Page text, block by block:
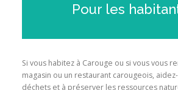
Pour les
Si vous habitez à Carouge ou si vous vous
magasin ou un restaurant carougeois,
déchets et à préserver les ressources